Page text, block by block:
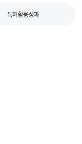
특허활용성과